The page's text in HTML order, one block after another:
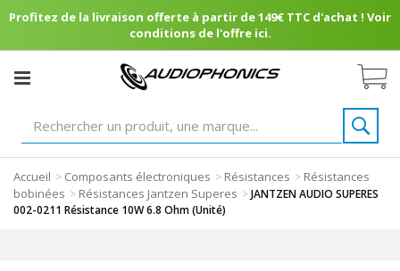
Profitez de la livraison offerte à partir de 149€ TTC d'achat ! Voir
conditions de l'offre ici.
Accueil > Composants électroniques > Résistances > Résistances
bobinées > Résistances Jantzen Superes >JANTZEN AUDIO SUPERES
002-0211 Résistance 10W 6.8 Ohm (Unité)